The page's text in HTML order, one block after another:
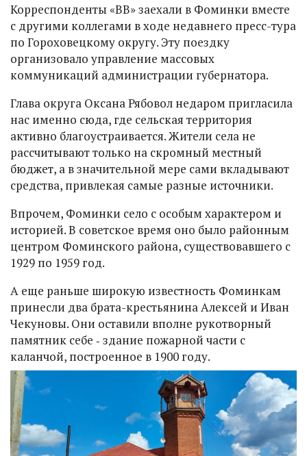
Корреспонденты «ВВ» заехали в Фоминки вместе
с другими коллегами в ходе недавнего пресс-тура
по Гороховецкому округу. Эту поездку
организовало управление массовых
коммуникаций администрации губернатора.
Глава округа Оксана Рябовол недаром пригласила
нас именно сюда, где сельская территория
активно благоустраивается. Жители села не
рассчитывают только на скромный местный
бюджет, а в значительной мере сами вкладывают
средства, привлекая самые разные источники.
Впрочем, Фоминки село с особым характером и
историей. В советское время оно было районным
центром Фоминского района, существовавшего с
1929 по 1959 год.
А еще раньше широкую известность Фоминкам
принесли два брата-крестьянина Алексей и Иван
Чекуновы. Они оставили вполне рукотворный
памятник себе ‑ здание пожарной части с
каланчой, построенное в 1900 году.